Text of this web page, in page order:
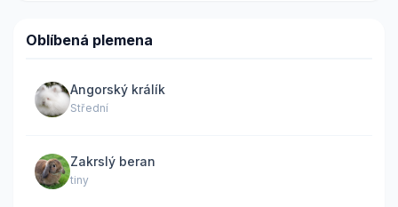
Oblíbená plemena
Angorský králík
Střední
Zakrslý beran
tiny